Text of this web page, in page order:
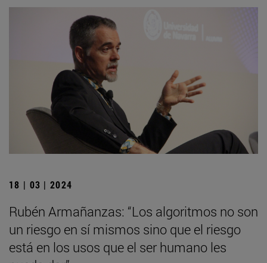
18 | 03 | 2024
Rubén Armañanzas: “Los algoritmos no son
un riesgo en sí mismos sino que el riesgo
está en los usos que el ser humano les